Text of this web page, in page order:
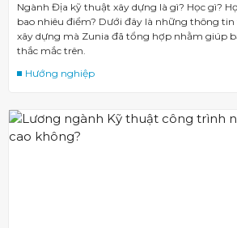
Ngành Địa kỹ thuật xây dựng là gì? Học gì?
bao nhiêu điểm? Dưới đây là những thông
xây dựng mà Zunia đã tổng hợp nhằm giúp
thắc mắc trên.
Hướng nghiệp